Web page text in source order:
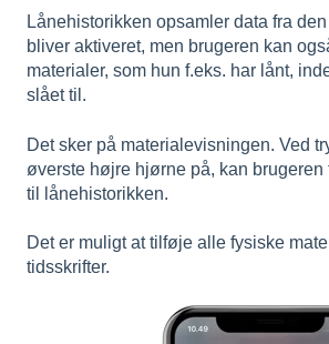
Lånehistorikken opsamler data fra
bliver aktiveret, men brugeren kan
materialer, som hun f.eks. har lånt,
slået til.
Det sker på materialevisningen. Ved
øverste højre hjørne på, kan
til lånehistorikken.
Det er muligt at tilføje alle fysiske
tidsskrifter.